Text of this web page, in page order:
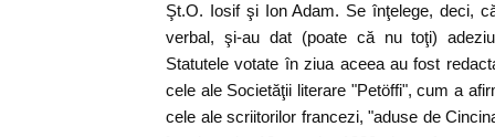
Şt.O. Iosif şi Ion Adam. Se înţelege, deci,
verbal, şi-au dat (poate că nu toţi)
Statutele votate în ziua aceea au fost
cele ale Societăţii literare "Petöffi", cum a
cele ale scriitorilor francezi, "aduse de